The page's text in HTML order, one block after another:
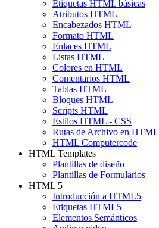
Etiquetas HTML básicas
Atributos HTML
Encabezados HTML
Formato HTML
Enlaces HTML
Listas HTML
Colores en HTML
Comentarios HTML
Tablas HTML
Bloques HTML
Scripts HTML
Estilos HTML - CSS
Rutas de Archivo en HTML
HTML Computercode
HTML Templates
Plantillas de diseño
Plantillas de Formularios
HTML 5
Introducción a HTML5
Etiquetas HTML5
Elementos Semánticos